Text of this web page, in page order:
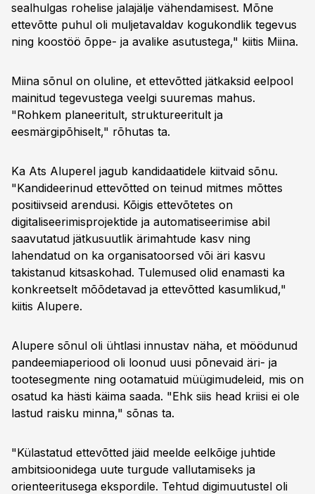
sealhulgas rohelise jalajälje vähendamisest. Mõne
ettevõtte puhul oli muljetavaldav kogukondlik tegevus
ning koostöö õppe- ja avalike asutustega," kiitis Miina.
Miina sõnul on oluline, et ettevõtted jätkaksid eelpool
mainitud tegevustega veelgi suuremas mahus.
"Rohkem planeeritult, struktureeritult ja
eesmärgipõhiselt," rõhutas ta.
Ka Ats Aluperel jagub kandidaatidele kiitvaid sõnu.
"Kandideerinud ettevõtted on teinud mitmes mõttes
positiivseid arendusi. Kõigis ettevõtetes on
digitaliseerimisprojektide ja automatiseerimise abil
saavutatud jätkusuutlik ärimahtude kasv ning
lahendatud on ka organisatoorsed või äri kasvu
takistanud kitsaskohad. Tulemused olid enamasti ka
konkreetselt mõõdetavad ja ettevõtted kasumlikud,"
kiitis Alupere.
Alupere sõnul oli ühtlasi innustav näha, et möödunud
pandeemiaperiood oli loonud uusi põnevaid äri- ja
tootesegmente ning ootamatuid müügimudeleid, mis on
osatud ka hästi käima saada. "Ehk siis head kriisi ei ole
lastud raisku minna," sõnas ta.
"Külastatud ettevõtted jäid meelde eelkõige juhtide
ambitsioonidega uute turgude vallutamiseks ja
orienteeritusega ekspordile. Tehtud digimuutustel oli